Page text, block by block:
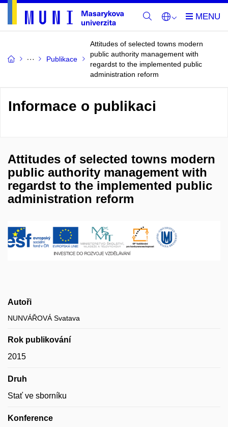
Publikace
Attitudes of selected towns modern
public authority management with
regardst to the implemented public
administration reform
Informace o publikaci
Attitudes of selected towns modern
public authority management with
regardst to the implemented public
administration reform
Autoři
NUNVÁŘOVÁ Svatava
Rok publikování
2015
Druh
Stať ve sborníku
Konference